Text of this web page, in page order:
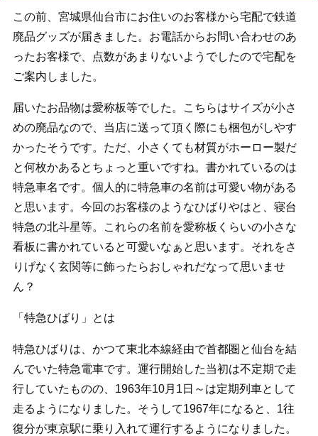
この前、宮城県仙台市にお住いのお客様から宅配で鉄道
廃品グッズが届きました。お電話からお問い合わせのあ
ったお客様で、点数があまりないようでしたので宅配を
ご案内しました。
届いたお品物は愛称板等でした。こちらはサイズが小さ
めの廃品なので、当店に送って頂く際にも梱包がしやす
かったそうです。ただ、小さくても材質がホーロー製だ
と何枚かあるとちょっと重いですね。書かれているのは
特急車名です。個人的に特急車の名前は可愛い物がある
と思います。今回のお客様のようなひばりやはと、寝台
特急の北斗星等。これらの名前を愛称板くらいの小さな
看板に書かれていると可愛いなぁと思います。それをさ
りげなく玄関等に飾ったらおしゃれだなって思いませ
ん？
「特急ひばり」とは
特急ひばりは、かつて東北本線経由で首都圏と仙台を結
んでいた特急電車です。運行開始した当初は不定期で走
行していたものの、1963年10月1日～は定期列車として
走るようになりました。そうして1967年になると、1往
復分が東京駅に乗り入れて運行するようになりました。